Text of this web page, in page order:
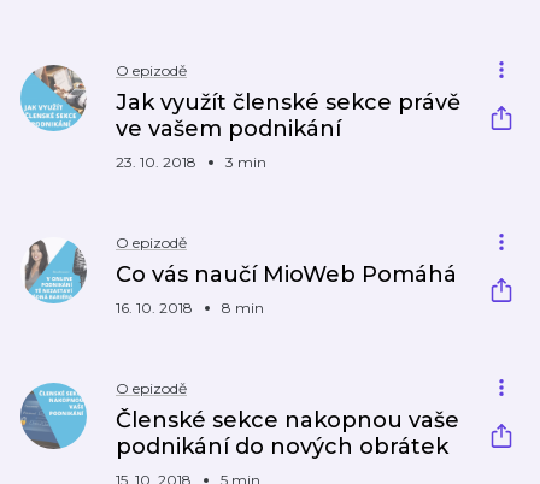
O epizodě
Jak využít členské sekce právě
ve vašem podnikání
23. 10. 2018 3 min
O epizodě
Co vás naučí MioWeb Pomáhá
16. 10. 2018 8 min
O epizodě
Členské sekce nakopnou vaše
podnikání do nových obrátek
15. 10. 2018 5 min